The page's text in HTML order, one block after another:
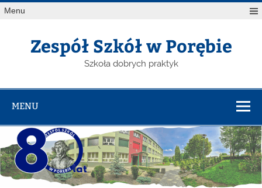
Menu
Zespół Szkół w Porębie
Szkoła dobrych praktyk
MENU